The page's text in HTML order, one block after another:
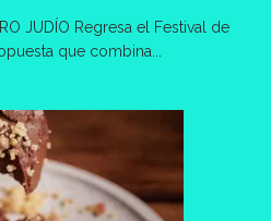
JUDÍO Regresa el Festival de
que combina